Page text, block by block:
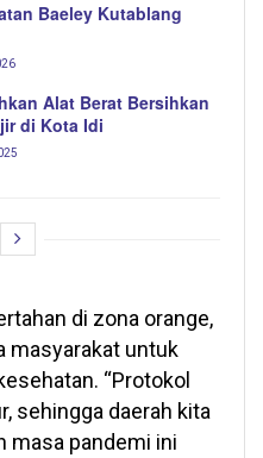
Baeley Kutablang
Alat Berat Bersihkan
di Kota Idi
di zona orange,
masyarakat untuk
“Protokol
sehingga daerah kita
masa pandemi ini